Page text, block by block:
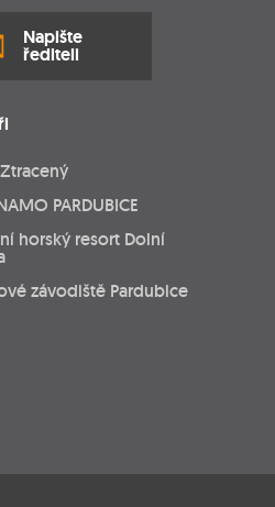
Napište
řediteli
PARDUBICE
horský resort Dolní
závodiště Pardubice